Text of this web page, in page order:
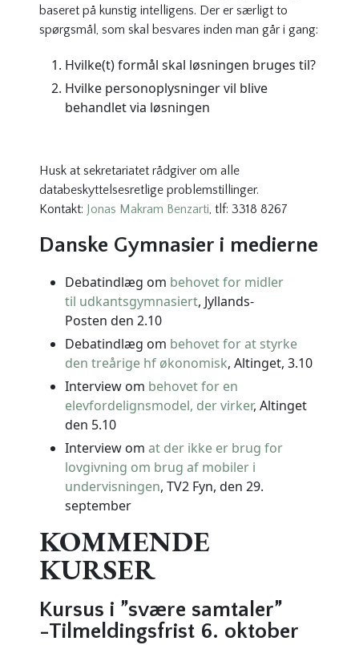
baseret på kunstig intelligens. Der er særligt to
spørgsmål, som skal besvares inden man går i gang:
Hvilke(t) formål skal løsningen bruges til?
Hvilke personoplysninger vil blive
behandlet via løsningen
Husk at sekretariatet rådgiver om alle
databeskyttelsesretlige problemstillinger.
Kontakt: Jonas Makram Benzarti, tlf: 3318 8267
Danske Gymnasier i medierne
Debatindlæg om behovet for midler
til udkantsgymnasiert, Jyllands-
Posten den 2.10
Debatindlæg om behovet for at styrke
den treårige hf økonomisk,Altinget, 3.10
Interview om behovet for en
elevfordelignsmodel, der virker,Altinget
den 5.10
Interview omat der ikke er brug for
lovgivning om brug af mobiler i
undervisningen,TV2 Fyn, den 29.
september
KOMMENDE
KURSER
Kursus i ”svære samtaler”
-Tilmeldingsfrist 6. oktober